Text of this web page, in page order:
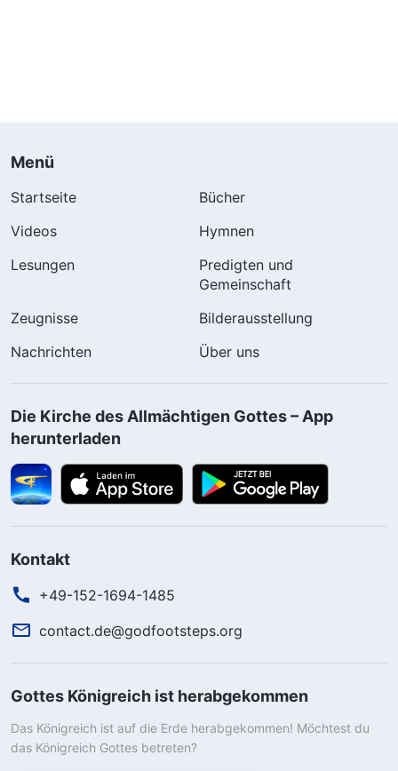
Menü
Startseite
Bücher
Videos
Hymnen
Lesungen
Predigten und
Gemeinschaft
Zeugnisse
Bilderausstellung
Nachrichten
Über uns
Die Kirche des Allmächtigen Gottes – App
herunterladen
Kontakt
+49-152-1694-1485
contact.de@godfootsteps.org
Gottes Königreich ist herabgekommen
Das Königreich ist auf die Erde herabgekommen! Möchtest du
das Königreich Gottes betreten?